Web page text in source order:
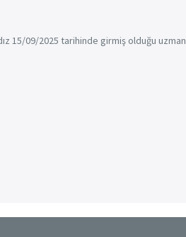
15/09/2025 tarihinde girmiş olduğu